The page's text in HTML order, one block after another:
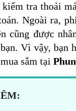
kiểm tra thoải
Ngoài ra,
cũng được
Vì vậy, bạn
sắm tại